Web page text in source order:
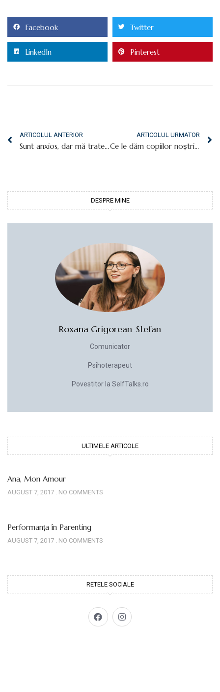
Facebook Twitter
LinkedIn Pinterest
ARTICOLUL ANTERIOR
Sunt anxios, dar mă tratez. Cum?
ARTICOLUL URMATOR
Ce le dăm copiilor noștri – o problemă transgenerațională
DESPRE MINE
Roxana Grigorean-Stefan
Comunicator
Psihoterapeut
Povestitor la SelfTalks.ro
ULTIMELE ARTICOLE
Ana, Mon Amour
AUGUST 7, 2017 NO COMMENTS
Performanța în Parenting
AUGUST 7, 2017 NO COMMENTS
RETELE SOCIALE